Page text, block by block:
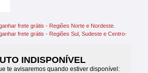
frete grátis - Regiões Norte e Nordeste.
frete grátis - Regiões Sul, Sudeste e Centro-
INDISPONÍVEL
te avisaremos quando estiver disponível: